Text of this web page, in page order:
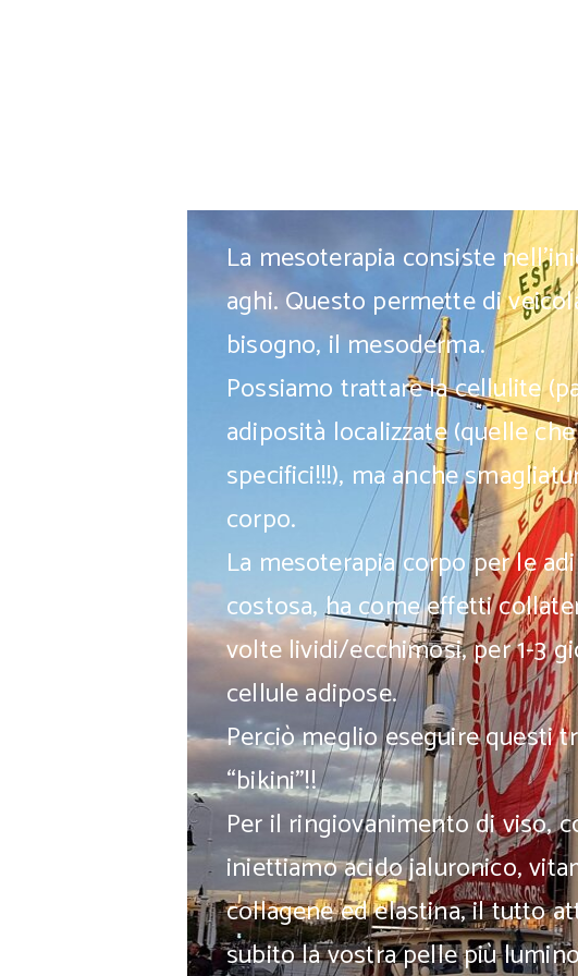
La mesoterapia consiste
aghi. Questo permette di
bisogno, il mesoderma.
Possiamo trattare la cellulite
adiposità localizzate (quelle
specifici!!!), ma anche
corpo.
La mesoterapia corpo per le
costosa, ha come effetti
volte lividi/ecchimosi, per 1-3
cellule adipose.
Perciò meglio eseguire questi
“bikini”!!
Per il ringiovanimento di viso,
iniettiamo acido jaluronico,
collagene ed elastina, il tutto
subito la vostra pelle più